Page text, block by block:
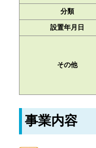
分類
設置年月日
その他
事業内容